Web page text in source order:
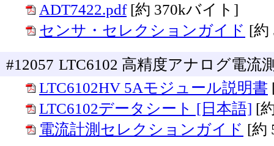
ADT7422.pdf [約 370kバイト]
センサ・セレクションガイド [約
#12057 LTC6102 高精度アナログ電流
LTC6102HV 5Aモジュール説明書
LTC6102データシート [日本語] [
電流計測セレクションガイド [約